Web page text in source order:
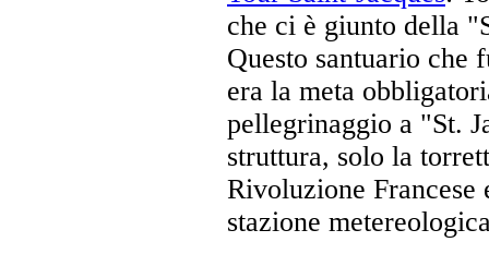
che ci è giunto della
Questo santuario che
era la meta
pellegrinaggio a "St.
struttura, solo la
Rivoluzione Francese
stazione